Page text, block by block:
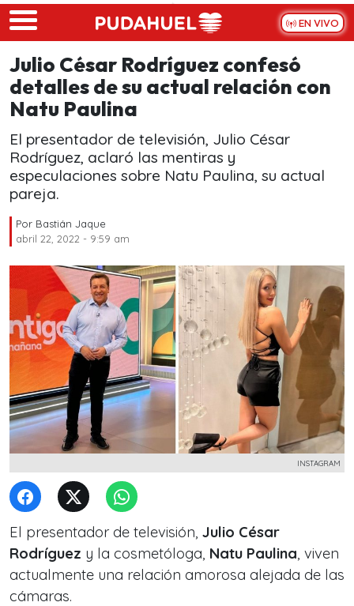
Skip to main content
EN VIVO
Julio César Rodríguez confesó
detalles de su actual relación con
Natu Paulina
El presentador de televisión, Julio César
Rodríguez, aclaró las mentiras y
especulaciones sobre Natu Paulina, su actual
pareja.
Por Bastián Jaque
abril 22, 2022 - 9:59 am
INSTAGRAM
El presentador de televisión, Julio César
Rodríguez y la cosmetóloga, Natu Paulina, viven
actualmente una relación amorosa alejada de las
cámaras.